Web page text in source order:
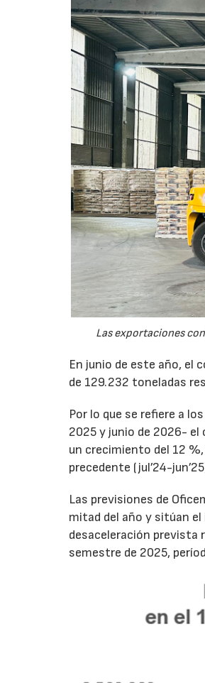
Las exportaciones
En junio de este año, el
de 129.232 toneladas
Por lo que se refiere a
2025 y junio de 2026-
un crecimiento del 12
precedente (jul’24-
Las previsiones de
mitad del año y sitúan
desaceleración prevista
semestre de 2025,